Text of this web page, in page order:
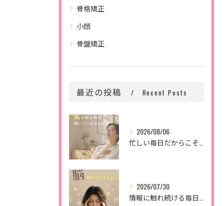
骨格矯正
小顔
骨盤矯正
最近の投稿 Recent Posts
2026/08/06
2026/07/30